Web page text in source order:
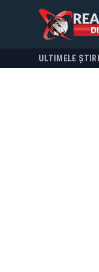
ULTIMELE ȘTIRI